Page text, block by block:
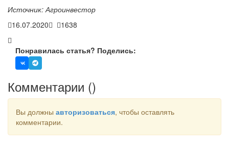
Источник: Агроинвестор
16.07.2020
1638
Понравилась статья? Поделись:
Комментарии ()
Вы должны авторизоваться, чтобы оставлять
комментарии.